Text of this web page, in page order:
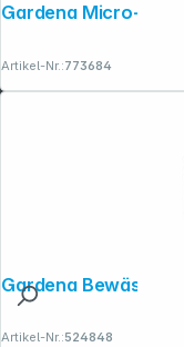
Artikel-Nr.:773684
Gardena
Artikel-Nr.:524848